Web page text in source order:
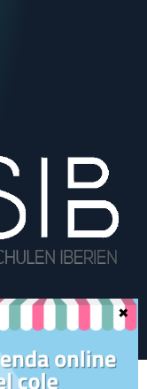
experiencia en